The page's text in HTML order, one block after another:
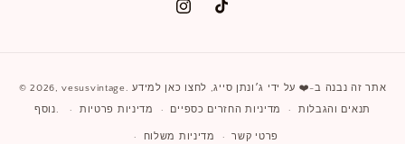
אינסטגרם
טיק
תשלום
© 2026,vesusvintage . אתר זה נבנה ב-❤️ על ידי ג׳ונתן סייג, לחצו כאן למידע
נוסף.
מדיניות פרטיות מדיניות החזרים כספיים תנאים והגבלות
מדיניות משלוח פרטי קשר